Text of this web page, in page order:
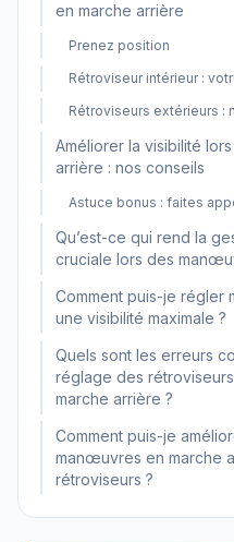
en marche arrière
Prenez position
Rétroviseur intérieur :
Rétroviseurs extérieurs :
Améliorer la visibilité
arrière : nos conseils
Astuce bonus : faites
Qu’est-ce qui rend la
cruciale lors des
Comment puis-je régler
une visibilité maximale ?
Quels sont les erreurs
réglage des
marche arrière ?
Comment puis-je
manœuvres en marche
rétroviseurs ?